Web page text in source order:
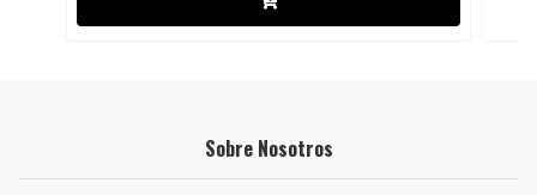
Sobre Nosotros